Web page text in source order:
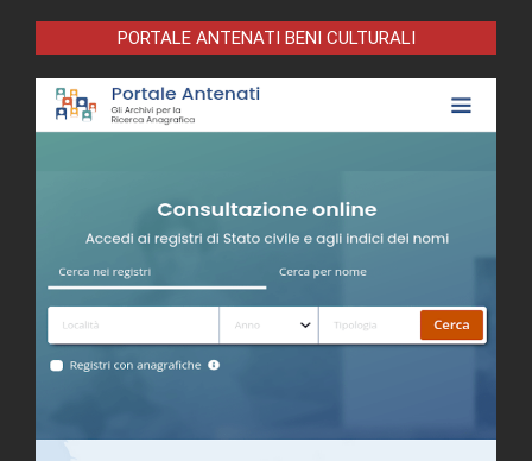
PORTALE ANTENATI BENI CULTURALI